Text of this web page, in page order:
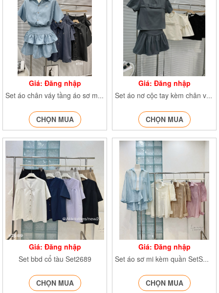
Giá: Đăng nhập
Set áo chân váy tầng áo sơ mi thêu nơ kèm chân váy Settheuno788
CHỌN MUA
Giá: Đăng nhập
Set áo nơ cộc tay kèm chân váy xòe SetaonokemcvS295
CHỌN MUA
Giá: Đăng nhập
Set bbd cổ tàu Set2689
CHỌN MUA
Giá: Đăng nhập
Set áo sơ mi kèm quần SetSMvoanto1500
CHỌN MUA